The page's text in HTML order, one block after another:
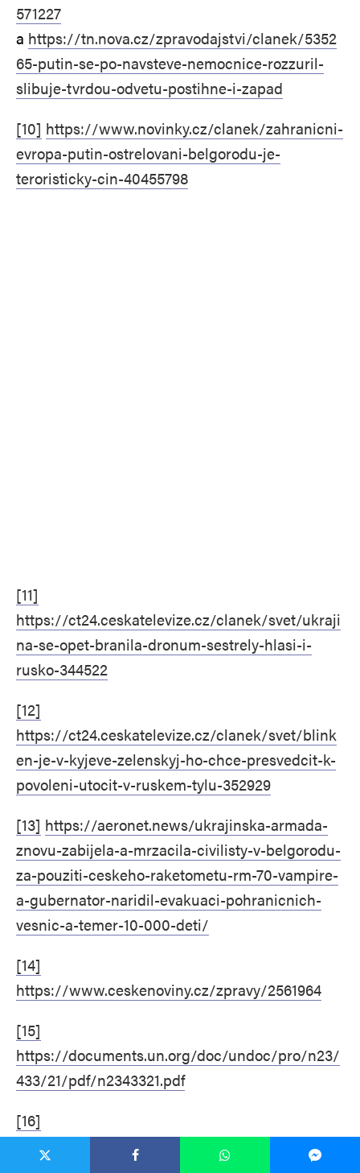
571227
a https://tn.nova.cz/zpravodajstvi/clanek/5352
65-putin-se-po-navsteve-nemocnice-rozzuril-
slibuje-tvrdou-odvetu-postihne-i-zapad
[10] https://www.novinky.cz/clanek/zahranicni-
evropa-putin-ostrelovani-belgorodu-je-
teroristicky-cin-40455798
[11]
https://ct24.ceskatelevize.cz/clanek/svet/ukraji
na-se-opet-branila-dronum-sestrely-hlasi-i-
rusko-344522
[12]
https://ct24.ceskatelevize.cz/clanek/svet/blink
en-je-v-kyjeve-zelenskyj-ho-chce-presvedcit-k-
povoleni-utocit-v-ruskem-tylu-352929
[13] https://aeronet.news/ukrajinska-armada-
znovu-zabijela-a-mrzacila-civilisty-v-belgorodu-
za-pouziti-ceskeho-raketometu-rm-70-vampire-
a-gubernator-naridil-evakuaci-pohranicnich-
vesnic-a-temer-10-000-deti/
[14]
https://www.ceskenoviny.cz/zpravy/2561964
[15]
https://documents.un.org/doc/undoc/pro/n23/
433/21/pdf/n2343321.pdf
[16]
https://news.un.org/en/story/2023/12/1145197